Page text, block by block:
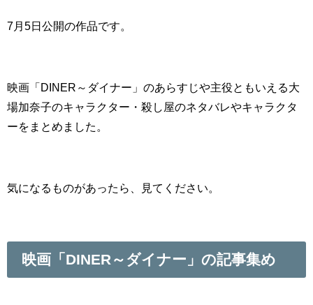
7月5日公開の作品です。
映画「DINER～ダイナー」のあらすじや主役ともいえる大
場加奈子のキャラクター・殺し屋のネタバレやキャラクタ
ーをまとめました。
気になるものがあったら、見てください。
映画「DINER～ダイナー」の記事集め